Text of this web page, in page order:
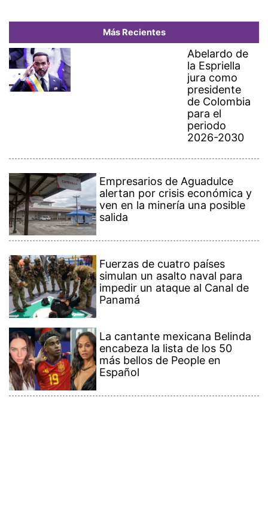
Más Recientes
Abelardo de
la Espriella
jura como
presidente
de Colombia
para el
periodo
2026-2030
Empresarios de Aguadulce
alertan por crisis económica y
ven en la minería una posible
salida
Fuerzas de cuatro países
simulan un asalto naval para
impedir un ataque al Canal de
Panamá
La cantante mexicana Belinda
encabeza la lista de los 50
más bellos de People en
Español